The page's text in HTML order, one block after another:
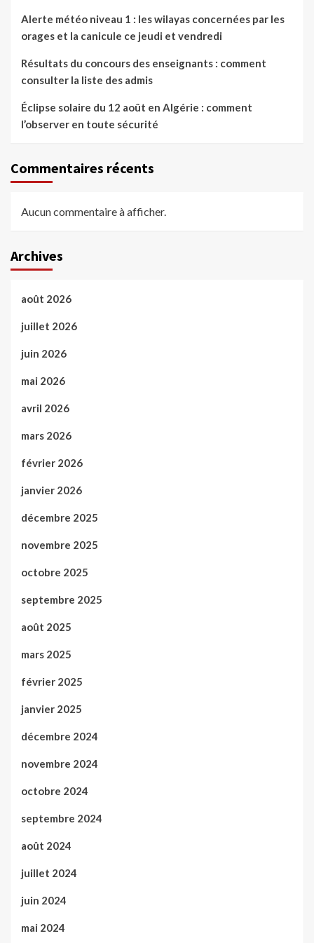
Alerte météo niveau 1 : les wilayas concernées par les
orages et la canicule ce jeudi et vendredi
Résultats du concours des enseignants : comment
consulter la liste des admis
Éclipse solaire du 12 août en Algérie : comment
l’observer en toute sécurité
Commentaires récents
Aucun commentaire à afficher.
Archives
août 2026
juillet 2026
juin 2026
mai 2026
avril 2026
mars 2026
février 2026
janvier 2026
décembre 2025
novembre 2025
octobre 2025
septembre 2025
août 2025
mars 2025
février 2025
janvier 2025
décembre 2024
novembre 2024
octobre 2024
septembre 2024
août 2024
juillet 2024
juin 2024
mai 2024